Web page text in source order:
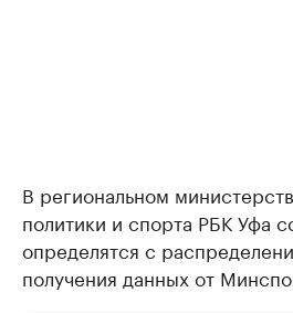
В региональном
политики и спорта РБК Уфа
определятся с
получения данных от